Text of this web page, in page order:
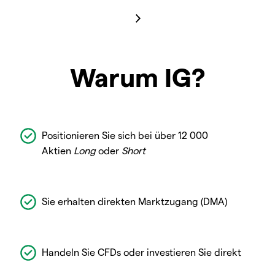
Warum IG?
Positionieren Sie sich bei über 12 000
Aktien Longoder Short
Sie erhalten direkten Marktzugang (DMA)
Handeln Sie CFDs oder investieren Sie direkt